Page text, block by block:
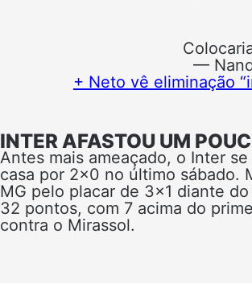
—
+ Neto vê eliminação
INTER AFASTOU UM
Antes mais ameaçado, o Inter
casa por 2×0 no último sábado.
MG pelo placar de 3×1 diante
32 pontos, com 7 acima do
contra o Mirassol.